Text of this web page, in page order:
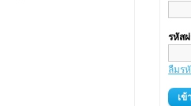
รหัส
ลืมร